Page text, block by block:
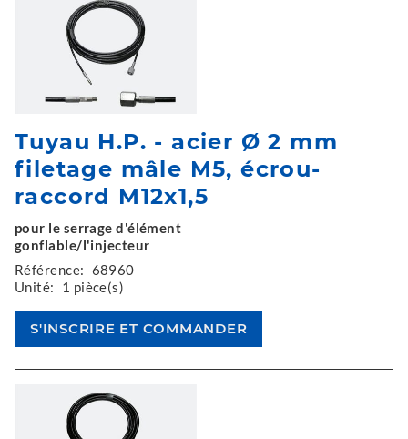
Tuyau H.P. - acier Ø 2 mm
filetage mâle M5, écrou-
raccord M12x1,5
pour le serrage d'élément
gonflable/l'injecteur
Référence: 68960
Unité:
1 pièce(s)